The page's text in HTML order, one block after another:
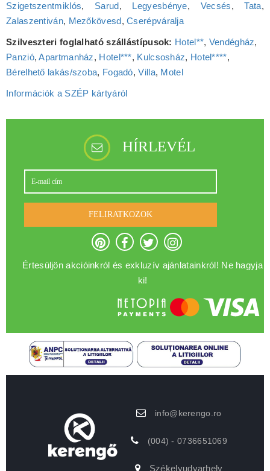
Szigetszentmiklós, Sarud, Legyesbénye, Vecsés,Tata,
Zalaszentiván, Mezőkövesd,Cserépváralja
Szilveszteri foglalható szállástípusok: Hotel**, Vendégház,
Panzió,Apartmanház, Hotel***, Kulcsosház, Hotel****,
Bérelhető lakás/szoba, Fogadó,Villa, Motel
Információk a SZÉP kártyáról
HÍRLEVÉL
FELIRATKOZOK
Értesüljön akcióinkról és exkluzív ajánlatainkról! Ne hagyja
ki!
info@kerengo.ro
(004) - 0736651069
Székelyudvarhely